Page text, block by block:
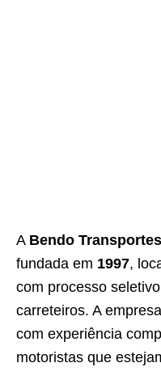
A Bendo Transportes
fundada em 1997,
com processo
carreteiros. A
com experiência
motoristas que